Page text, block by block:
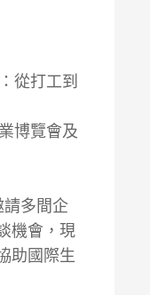
從打工到
博覽會及
請多間企
機會，現
助國際生